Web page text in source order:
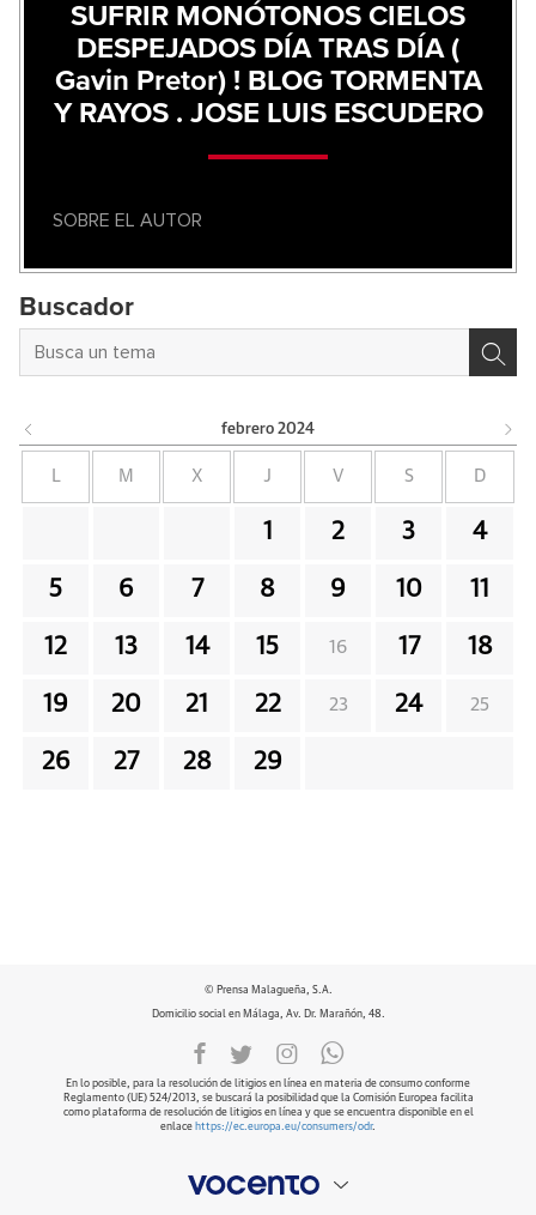
SUFRIR MONÓTONOS CIELOS
DESPEJADOS DÍA TRAS DÍA (
Gavin Pretor) ! BLOG TORMENTA
Y RAYOS . JOSE LUIS ESCUDERO
SOBRE EL AUTOR
Buscador
febrero 2024
M X J V S D
1 2 3 4
5 6 7 8 9 10 11
12 13 14 15 16 17 18
19 20 21 22 23 24 25
26 27 28 29
© Prensa Malagueña, S.A.
Domicilio social en Málaga, Av. Dr. Marañón, 48.
En lo posible, para la resolución de litigios en línea en materia de consumo conforme
Reglamento (UE) 524/2013, se buscará la posibilidad que la Comisión Europea facilita
como plataforma de resolución de litigios en línea y que se encuentra disponible en el
enlace https://ec.europa.eu/consumers/odr.